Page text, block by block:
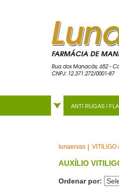
ANTI RUGAS /
lunaervas VITILIGO
AUXÍLIO
Ordenar por: